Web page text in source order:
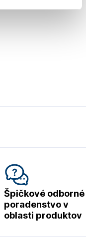
Špičkové odborné
poradenstvo v
oblasti produktov